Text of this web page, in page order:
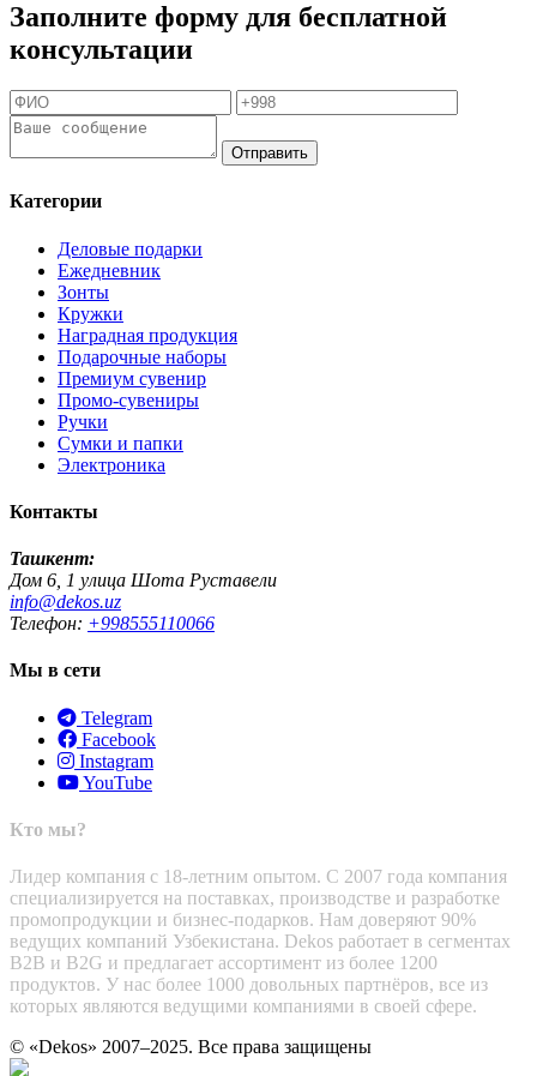
Заполните форму для бесплатной
консультации
Отправить
Категории
Деловые подарки
Ежедневник
Зонты
Кружки
Наградная продукция
Подарочные наборы
Премиум сувенир
Промо-сувениры
Ручки
Сумки и папки
Электроника
Контакты
Ташкент:
Дом 6, 1 улица Шота Руставели
info@dekos.uz
Телефон: +998555110066
Мы в сети
Telegram
Facebook
Instagram
YouTube
Кто мы?
Лидер компания с 18-летним опытом. С 2007 года компания
специализируется на поставках, производстве и разработке
промопродукции и бизнес-подарков. Нам доверяют 90%
ведущих компаний Узбекистана. Dekos работает в сегментах
B2B и B2G и предлагает ассортимент из более 1200
продуктов. У нас более 1000 довольных партнёров, все из
которых являются ведущими компаниями в своей сфере.
© «Dekos» 2007–2025. Все права защищены